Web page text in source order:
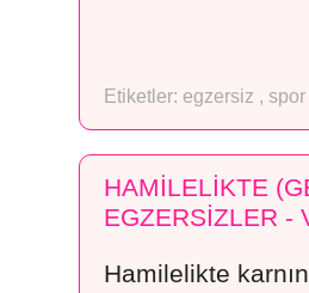
Etiketler: egzersiz , spor
HAMİLELİKTE
EGZERSİZLER -
Hamilelikte